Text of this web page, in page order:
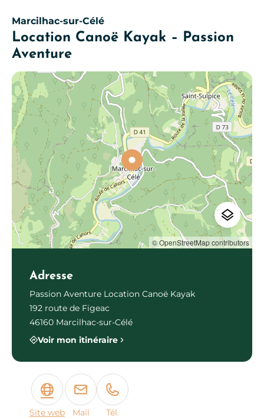
Marcilhac-sur-Célé
Location Canoë Kayak – Passion
Aventure
© OpenStreetMap contributors
Adresse
Passion Aventure Location Canoë Kayak
192 route de Figeac
46160 Marcilhac-sur-Célé
Voir mon itinéraire
Site web Mail Tél.